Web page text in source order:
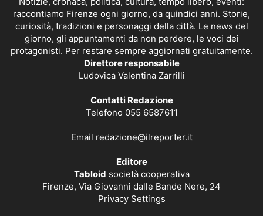
raccontiamo Firenze ogni giorno, da quindici anni. Storie,
curiosità, tradizioni e personaggi della città. Le news del
giorno, gli appuntamenti da non perdere, le voci dei
protagonisti. Per restare sempre aggiornati gratuitamente.
Direttore responsabile
Ludovica Valentina Zarrilli
Contatti Redazione
Telefono 055 6587611
Email redazione@ilreporter.it
Editore
Tabloid società cooperativa
Firenze, Via Giovanni dalle Bande Nere, 24
Privacy Settings